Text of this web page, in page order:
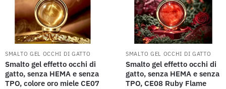
SMALTO GEL OCCHI DI GATTO
Smalto gel effetto occhi di
gatto, senza HEMA e senza
TPO, colore oro miele CE07
SMALTO GEL OCCHI DI GATTO
Smalto gel effetto occhi di
gatto, senza HEMA e senza
TPO, CE08 Ruby Flame